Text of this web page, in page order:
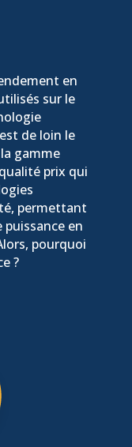
en
sur le
de loin le
gamme
prix qui
permettant
puissance en
pourquoi
?